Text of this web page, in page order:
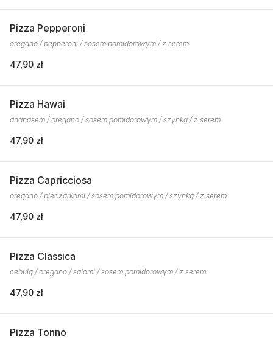
Pizza Pepperoni
oregano / pepperoni / sosem pomidorowym / z serem
47,90 zł
Pizza Hawai
ananasem / oregano / sosem pomidorowym / szynką / z serem
47,90 zł
Pizza Capricciosa
oregano / pieczarkami / sosem pomidorowym / szynką / z serem
47,90 zł
Pizza Classica
cebulą / oregano / salami / sosem pomidorowym / z serem
47,90 zł
Pizza Tonno